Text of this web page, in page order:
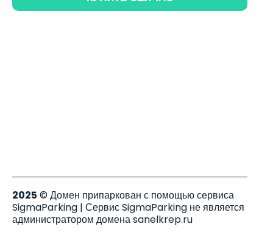
2025 © Домен припаркован с помощью сервиса
SigmaParking | Сервис SigmaParking не является
администратором домена sanelkrep.ru